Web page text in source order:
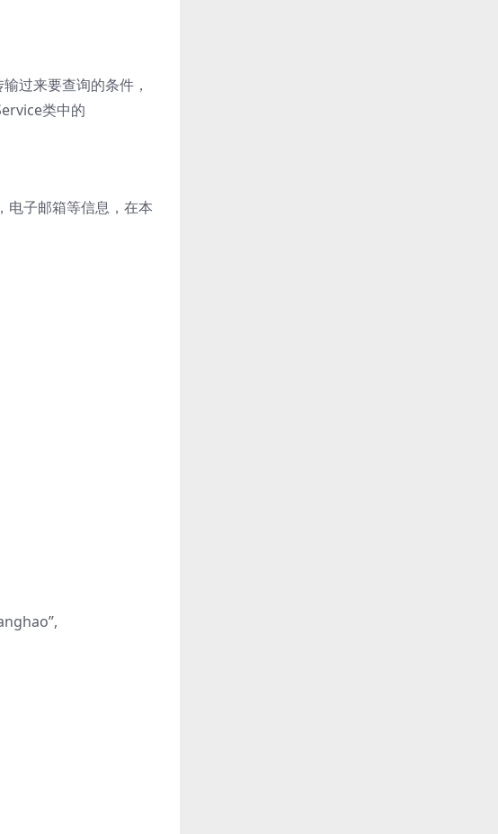
过来要查询的条件，
类中的
电子邮箱等信息，在本